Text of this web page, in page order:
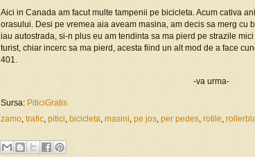
Aici in Canada am facut multe tampenii pe bicicleta. Acum cativa
orasului. Desi pe vremea aia aveam masina, am decis sa merg cu
iau autostrada, si-n plus eu am tendinta sa ma pierd pe strazile
turist, chiar incerc sa ma pierd, acesta fiind un alt mod de a face
401.
-va urma-
Sursa: PiticiGratis
zamo, trafic, pitici, bicicleta, masini, pe jos, per pedes, rotile,